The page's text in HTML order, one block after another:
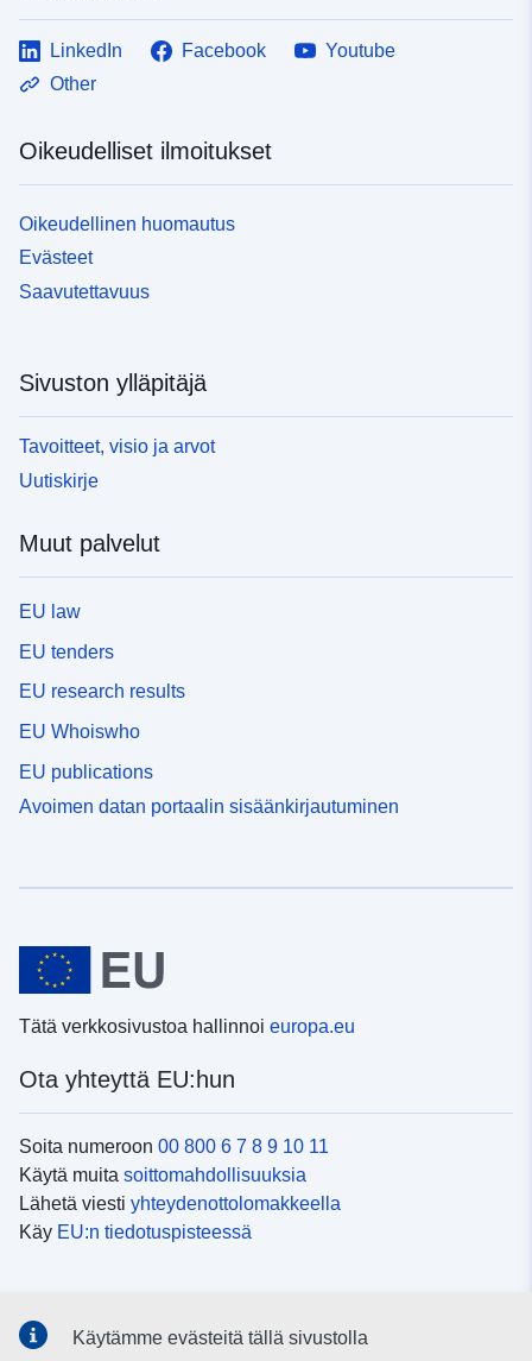
LinkedIn Facebook
Youtube
Other
Oikeudelliset ilmoitukset
Oikeudellinen huomautus
Evästeet
Saavutettavuus
Sivuston ylläpitäjä
Tavoitteet, visio ja arvot
Uutiskirje
Muut palvelut
EU law
EU tenders
EU research results
EU Whoiswho
EU publications
Avoimen datan portaalin sisäänkirjautuminen
Tätä verkkosivustoa hallinnoi europa.eu
Ota yhteyttä EU:hun
Soita numeroon 00 800 6 7 8 9 10 11
Käytä muita soittomahdollisuuksia
Lähetä viesti yhteydenottolomakkeella
Käy EU:n tiedotuspisteessä
Käytämme evästeitä tällä sivustolla